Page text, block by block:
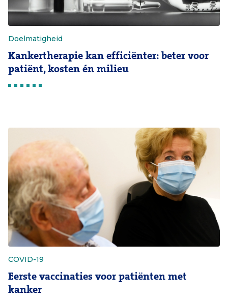
Doelmatigheid
Kankertherapie kan efficiënter: beter voor
patiënt, kosten én milieu
COVID-19
Eerste vaccinaties voor patiënten met
kanker